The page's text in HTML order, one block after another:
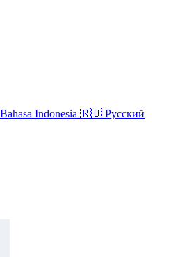
Indonesia 🇷🇺 Русский